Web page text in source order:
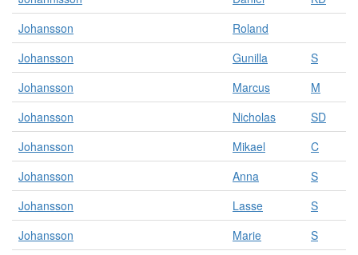
Johansson
Roland
Johansson
Gunilla
S
Johansson
Marcus
M
Johansson
Nicholas
SD
Johansson
Mikael
C
Johansson
Anna
S
Johansson
Lasse
S
Johansson
Marie
S